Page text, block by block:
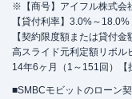
※【商号】アイフル株式会
【貸付利率】3.0%～
【契約限度額または貸付
高スライド元利定額リボル
14年6ヶ月（1～151回）【
■SMBCモビットのローン